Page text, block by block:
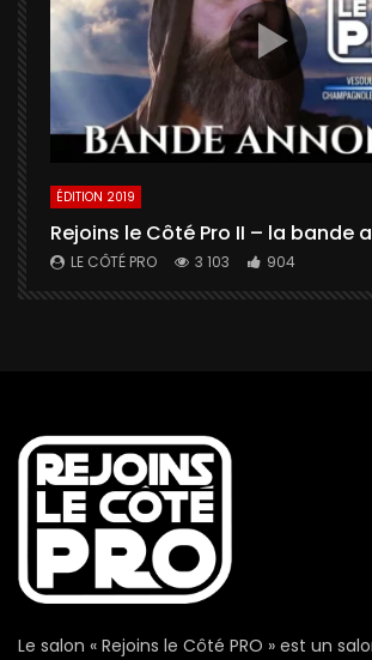
ÉDITION 2019
Rejoins le Côté Pro II – la bande
LE CÔTÉ PRO 3 103 904
Le salon « Rejoins le Côté PRO » est un